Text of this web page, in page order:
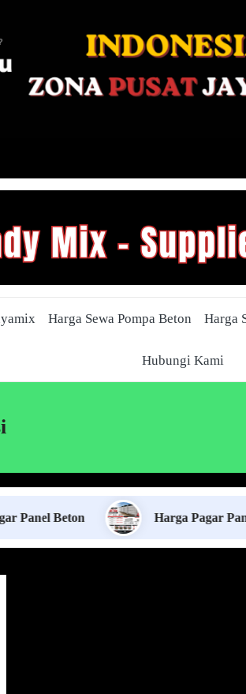
Harga Sewa Pompa Beton Harga
Hubungi Kami
Harga Pagar Panel Beton